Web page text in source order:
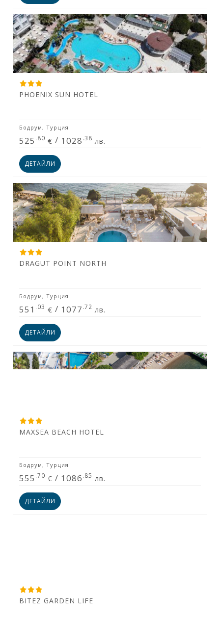
PHOENIX SUN HOTEL
Бодрум, Турция
525 .80 € / 1028.38 лв.
ДЕТАЙЛИ
DRAGUT POINT NORTH
Бодрум, Турция
551 .03 € / 1077.72 лв.
ДЕТАЙЛИ
MAXSEA BEACH HOTEL
Бодрум, Турция
555 .70 € / 1086.85 лв.
ДЕТАЙЛИ
BITEZ GARDEN LIFE